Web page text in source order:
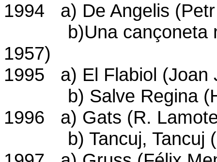
1994 a) De Angelis
b)Una cançoneta
1957)
1995 a) El Flabiol (Joan
b) Salve Regina
1996 a) Gats (R.
b) Tancuj, Tancuj